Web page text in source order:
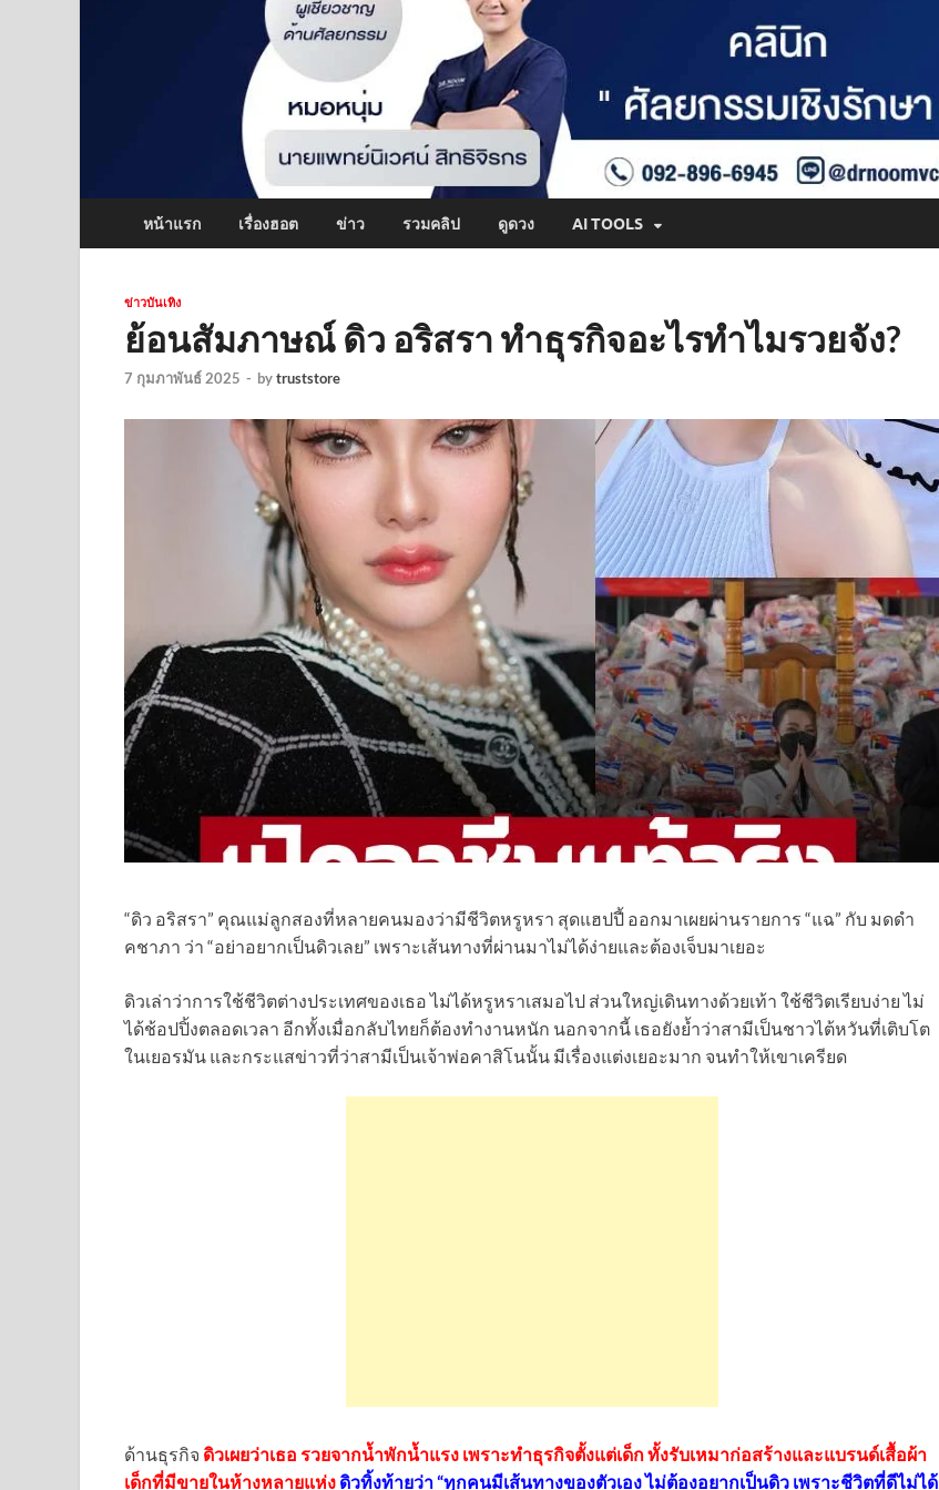
หน้าแรก เรื่องฮอต ข่าว รวมคลิป ดูดวง AI TOOLS
ข่าวบันเทิง
ย้อนสัมภาษณ์ ดิว อริสรา ทำธุรกิจอะไรทำไมรวยจัง?
7 กุมภาพันธ์ 2025 - bytruststore
“ดิว อริสรา” คุณแม่ลูกสองที่หลายคนมองว่ามีชีวิตหรูหรา สุดแฮปปี้ ออกมาเผยผ่านรายการ “แฉ” กับ มดดำ
คชาภา ว่า “อย่าอยากเป็นดิวเลย” เพราะเส้นทางที่ผ่านมาไม่ได้ง่ายและต้องเจ็บมาเยอะ
ดิวเล่าว่าการใช้ชีวิตต่างประเทศของเธอ ไม่ได้หรูหราเสมอไป ส่วนใหญ่เดินทางด้วยเท้า ใช้ชีวิตเรียบง่าย ไม่
ได้ช้อปปิ้งตลอดเวลา อีกทั้งเมื่อกลับไทยก็ต้องทำงานหนัก นอกจากนี้ เธอยังย้ำว่าสามีเป็นชาวไต้หวันที่เติบโต
ในเยอรมัน และกระแสข่าวที่ว่าสามีเป็นเจ้าพ่อคาสิโนนั้น มีเรื่องแต่งเยอะมาก จนทำให้เขาเครียด
ด้านธุรกิจ ดิวเผยว่าเธอ รวยจากน้ำพักน้ำแรง เพราะทำธุรกิจตั้งแต่เด็ก ทั้งรับเหมาก่อสร้างและแบรนด์เสื้อผ้า
เด็กที่มีขายในห้างหลายแห่ง ดิวทิ้งท้ายว่า “ทุกคนมีเส้นทางของตัวเอง ไม่ต้องอยากเป็นดิว เพราะชีวิตที่ดีไม่ได้